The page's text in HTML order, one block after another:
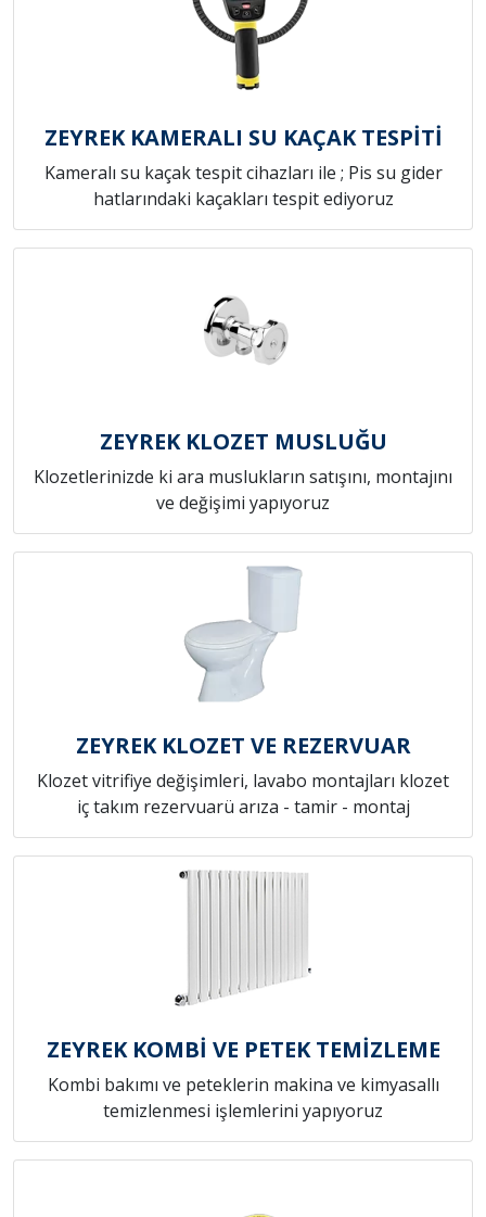
ZEYREK KAMERALI SU KAÇAK TESPİTİ
Kameralı su kaçak tespit cihazları ile ; Pis su gider
hatlarındaki kaçakları tespit ediyoruz
ZEYREK KLOZET MUSLUĞU
Klozetlerinizde ki ara muslukların satışını, montajını
ve değişimi yapıyoruz
ZEYREK KLOZET VE REZERVUAR
Klozet vitrifiye değişimleri, lavabo montajları klozet
iç takım rezervuarü arıza - tamir - montaj
ZEYREK KOMBİ VE PETEK TEMİZLEME
Kombi bakımı ve peteklerin makina ve kimyasallı
temizlenmesi işlemlerini yapıyoruz